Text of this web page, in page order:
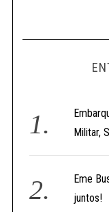
Militar,
Eme
juntos!